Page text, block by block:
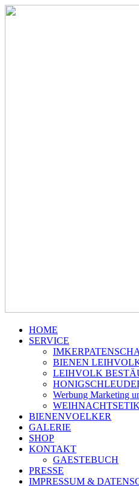
HOME
SERVICE
BIENEN
LEIHVOLK
Werbung Marketing
BIENENVOELKER
GALERIE
SHOP
KONTAKT
GAESTEBUCH
PRESSE
IMPRESSUM &